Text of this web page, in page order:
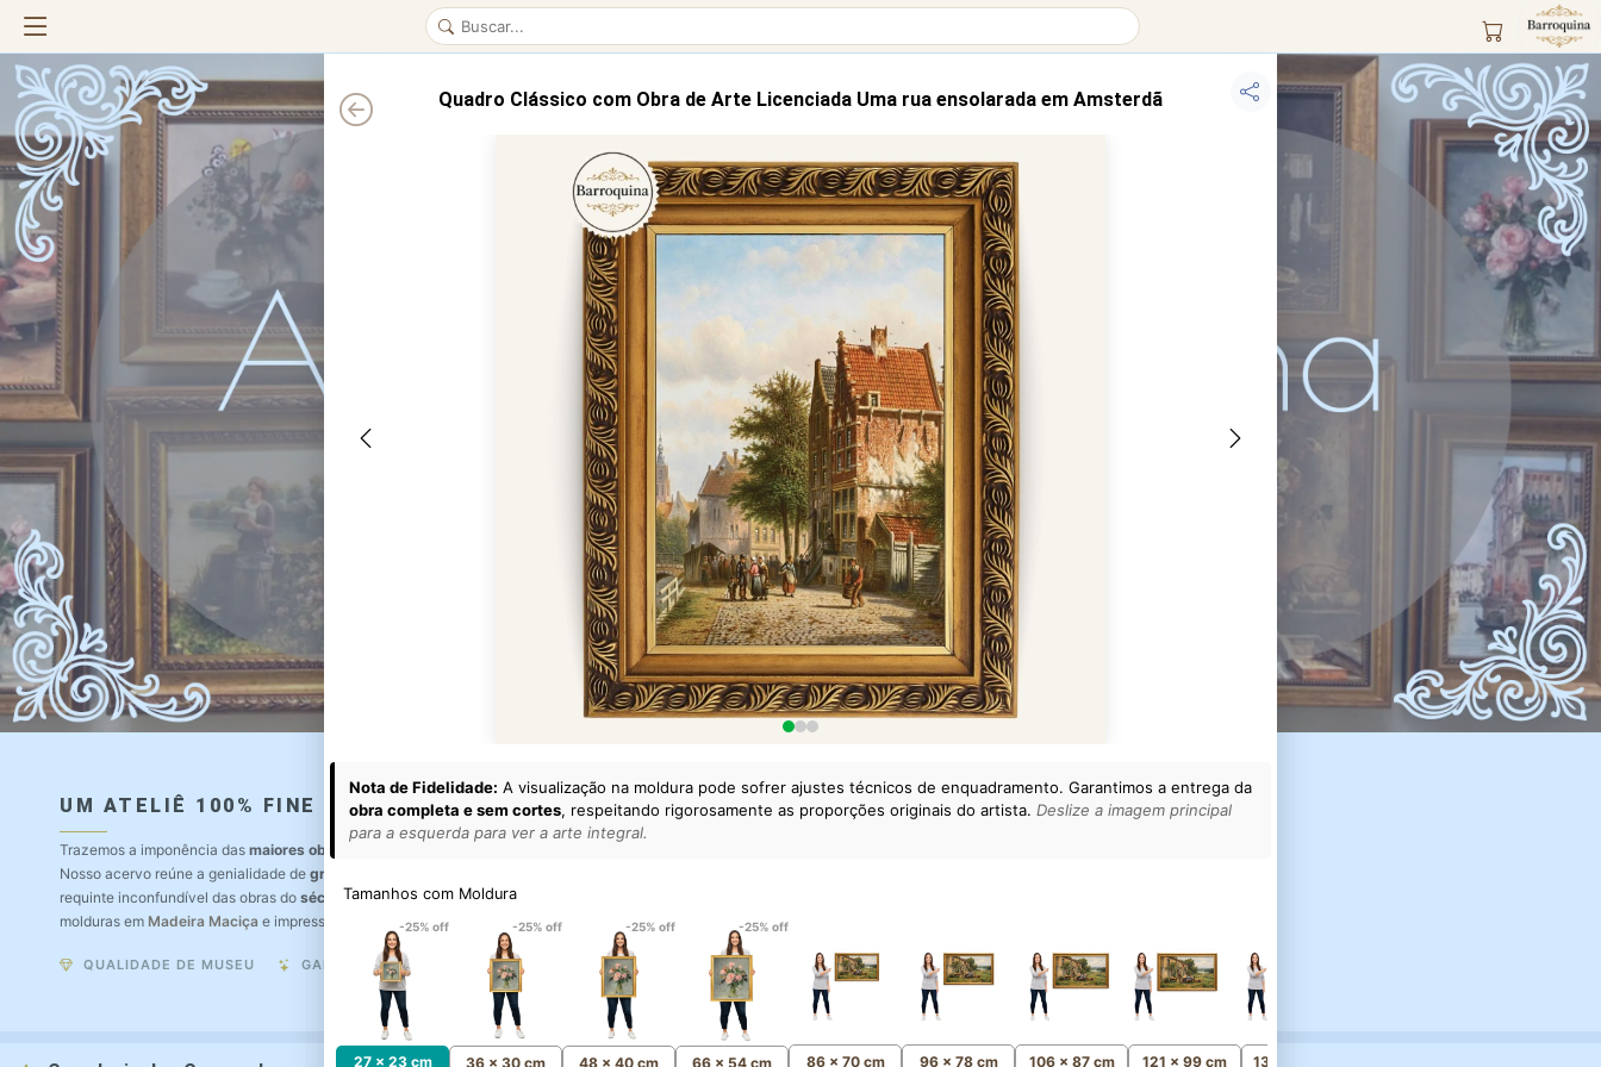
UM ATELIÊ 100% FINE ART
Trazemos a imponência das maiores obras de arte do mundo
Nosso acervo reúne a genialidade de grandes pintores renomados
requinte inconfundível das obras do século XIX. Produção artesanal em
molduras em Madeira Maciça e impressão com Pigmentação Mineral.
QUALIDADE DE MUSEU GARANTIA ETERNA
Quadro Clássico com Obra de Arte Licenciada Uma rua ensolarada em Amsterdã
Nota de Fidelidade: A visualização na moldura pode sofrer ajustes técnicos de enquadramento. Garantimos a entrega da
obra completa e sem cortes, respeitando rigorosamente as proporções originais do artista. Deslize a imagem principal
para a esquerda para ver a arte integral.
Tamanhos com Moldura
-25% off
27 x 23 cm
-25% off
36 x 30 cm
-25% off
48 x 40 cm
-25% off
66 x 54 cm 86 x 70 cm 96 x 78 cm 106 x 87 cm 121 x 99 cm 136 x 111 cm